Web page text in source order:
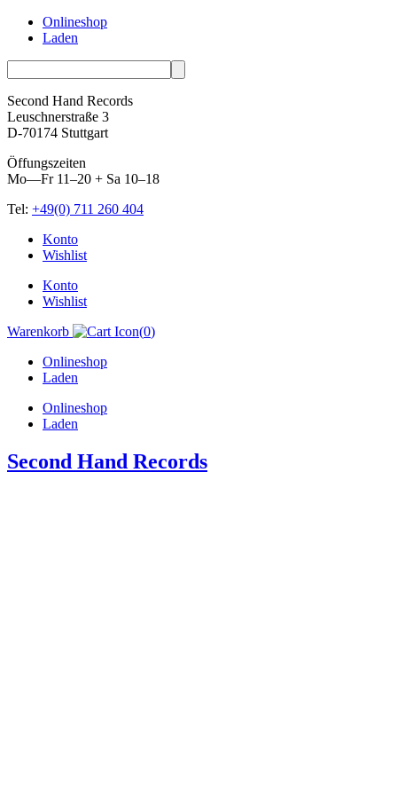
Onlineshop
Laden
Second Hand Records
Leuschnerstraße 3
D-70174 Stuttgart
Öffungszeiten
Mo—Fr 11–20 + Sa 10–18
Tel: +49(0) 711 260 404
Skip
Konto
Wishlist
Konto
Wishlist
Warenkorb
(0)
Onlineshop
Laden
Onlineshop
Laden
Second Hand Records